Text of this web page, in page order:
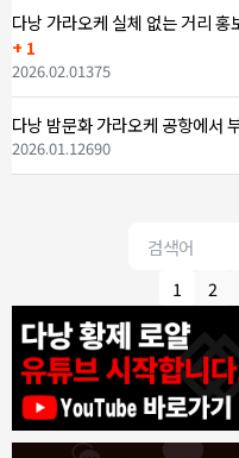
다낭 가라오케 실체 없는 거리
+ 1
2026.02.01375
다낭 밤문화 가라오케 공항에서
2026.01.12690
1 2